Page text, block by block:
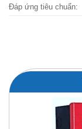
Đáp ứng tiêu chuẩn: